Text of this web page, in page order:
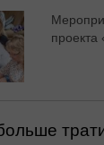
проекта